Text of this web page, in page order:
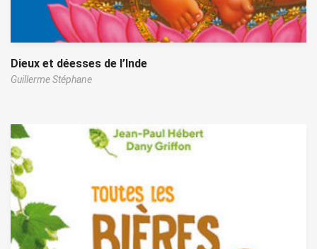
Dieux et déesses de l’Inde
Guillerme Stéphane